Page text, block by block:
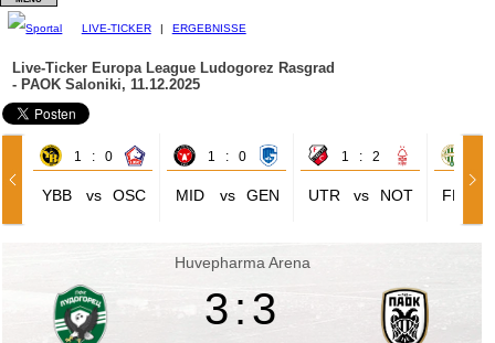
LIVE-TICKER | ERGEBNISSE
Live-Ticker Europa League Ludogorez Rasgrad
- PAOK Saloniki, 11.12.2025
1 : 0
YBB vs OSC
1 : 0
MID vs GEN
1 : 2
UTR vs NOT FER
Huvepharma Arena
3:3